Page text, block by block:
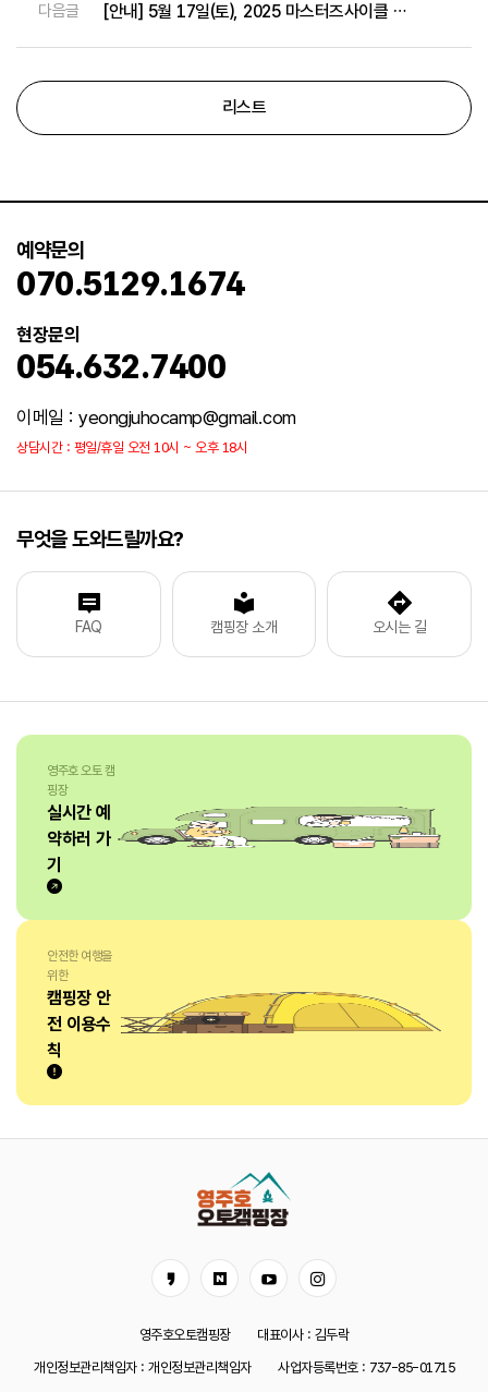
다음글 [안내] 5월 17일(토), 2025 마스터즈사이클 행사 안내 (파쇄석 오토 A사이트 이용객 15시 이후 입실가능)
리스트
예약문의
070.5129.1674
현장문의
054.632.7400
이메일 : yeongjuhocamp@gmail.com
상담시간 : 평일/휴일 오전 10시 ~ 오후 18시
무엇을 도와드릴까요?
FAQ 캠핑장 소개 오시는 길
영주호 오토 캠
핑장
실시간 예
약하러 가
기
안전한 여행을
위한
캠핑장 안
전 이용수
칙
영주호오토캠핑장
대표이사 : 김두락
개인정보관리책임자 : 개인정보관리책임자
사업자등록번호 : 737-85-01715